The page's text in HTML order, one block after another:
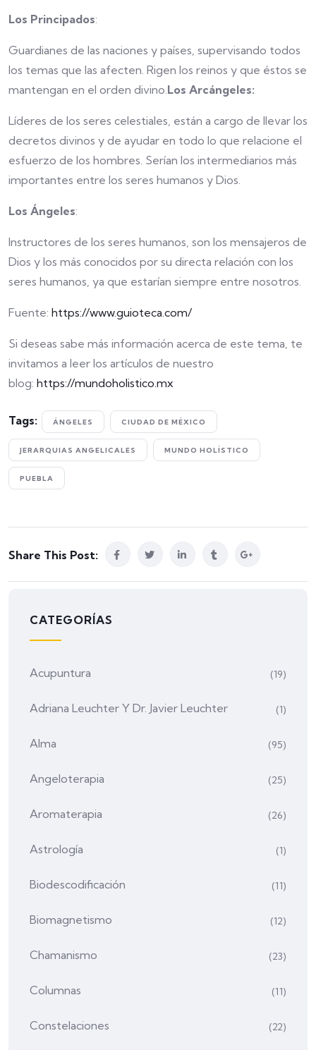
Los Principados:
Guardianes de las naciones y países, supervisando todos
los temas que las afecten. Rigen los reinos y que éstos se
mantengan en el orden divino.Los Arcángeles:
Líderes de los seres celestiales, están a cargo de llevar los
decretos divinos y de ayudar en todo lo que relacione el
esfuerzo de los hombres. Serían los intermediarios más
importantes entre los seres humanos y Dios.
Los Ángeles:
Instructores de los seres humanos, son los mensajeros de
Dios y los más conocidos por su directa relación con los
seres humanos, ya que estarían siempre entre nosotros.
Fuente: https://www.guioteca.com/
Si deseas sabe más información acerca de este tema, te
invitamos a leer los artículos de nuestro
blog: https://mundoholistico.mx
Tags: ÁNGELES CIUDAD DE MÉXICO
JERARQUIAS ANGELICALES MUNDO HOLÍSTICO
PUEBLA
Share This Post:
CATEGORÍAS
Acupuntura (19)
Adriana Leuchter Y Dr. Javier Leuchter (1)
Alma (95)
Angeloterapia (25)
Aromaterapia (26)
Astrología (1)
Biodescodificación (11)
Biomagnetismo (12)
Chamanismo (23)
Columnas (11)
Constelaciones (22)